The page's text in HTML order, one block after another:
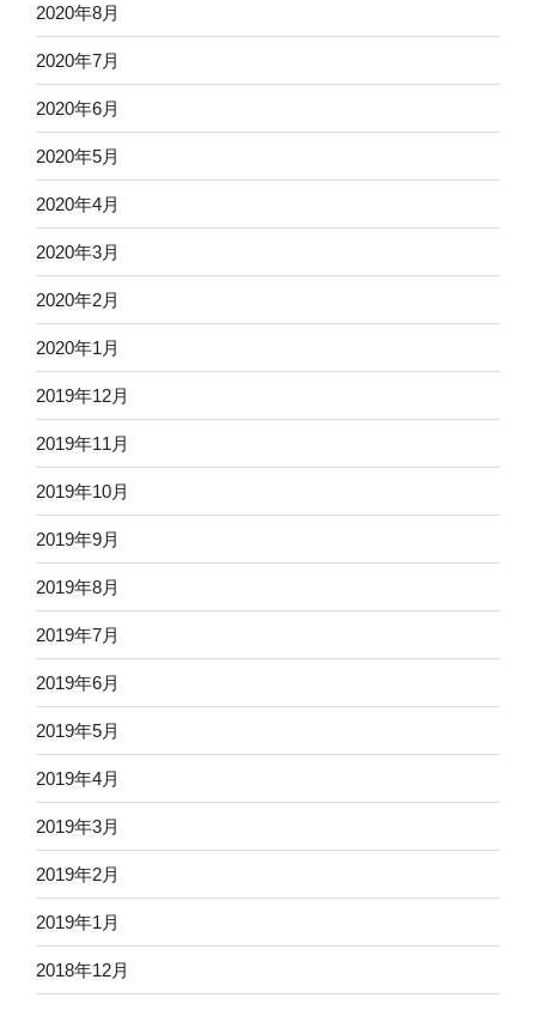
2020年8月
2020年7月
2020年6月
2020年5月
2020年4月
2020年3月
2020年2月
2020年1月
2019年12月
2019年11月
2019年10月
2019年9月
2019年8月
2019年7月
2019年6月
2019年5月
2019年4月
2019年3月
2019年2月
2019年1月
2018年12月